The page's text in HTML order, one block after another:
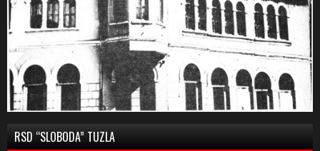
RSD “SLOBODA” TUZLA